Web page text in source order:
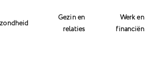
Gezin en
relaties
Werk en
financiën